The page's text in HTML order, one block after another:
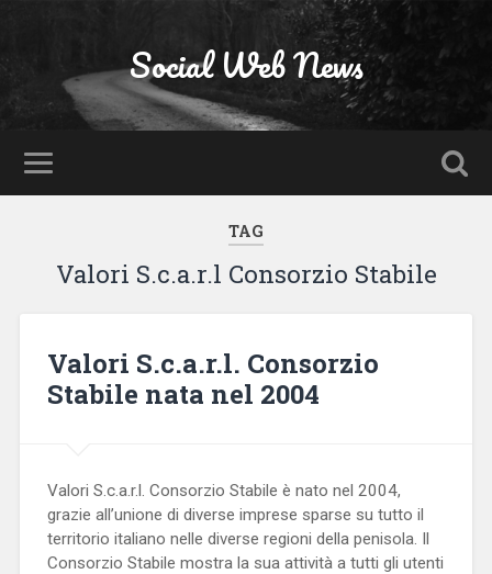
Social Web News
TAG
Valori S.c.a.r.l Consorzio Stabile
Valori S.c.a.r.l. Consorzio
Stabile nata nel 2004
Valori S.c.a.r.l. Consorzio Stabile è nato nel 2004,
grazie all’unione di diverse imprese sparse su tutto il
territorio italiano nelle diverse regioni della penisola. Il
Consorzio Stabile mostra la sua attività a tutti gli utenti